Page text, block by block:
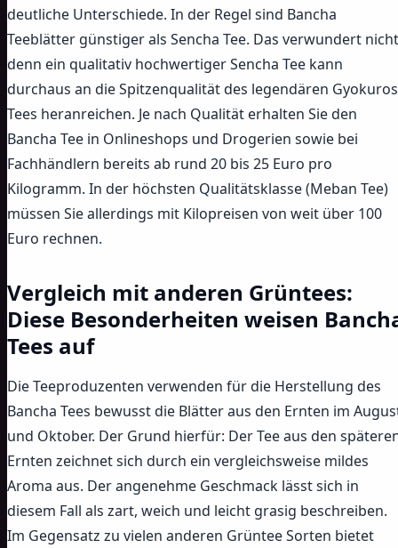
deutliche Unterschiede. In der Regel sind Bancha
Teeblätter günstiger als Sencha Tee. Das verwundert
denn ein qualitativ hochwertiger Sencha Tee kann
durchaus an die Spitzenqualität des legendären Gyokuros
Tees heranreichen. Je nach Qualität erhalten Sie den
Bancha Tee in Onlineshops und Drogerien sowie bei
Fachhändlern bereits ab rund 20 bis 25 Euro pro
Kilogramm. In der höchsten Qualitätsklasse (Meban Tee)
müssen Sie allerdings mit Kilopreisen von weit über 100
Euro rechnen.
Vergleich mit anderen Grüntees:
Diese Besonderheiten weisen
Tees auf
Die Teeproduzenten verwenden für die Herstellung des
Bancha Tees bewusst die Blätter aus den Ernten im
und Oktober. Der Grund hierfür: Der Tee aus den
Ernten zeichnet sich durch ein vergleichsweise mildes
Aroma aus. Der angenehme Geschmack lässt sich in
diesem Fall als zart, weich und leicht grasig beschreiben.
Im Gegensatz zu vielen anderen Grüntee Sorten bietet